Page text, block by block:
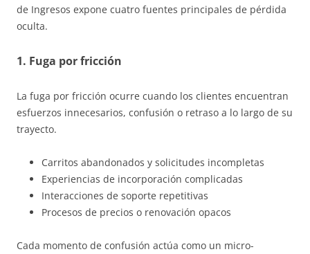
de Ingresos expone cuatro fuentes principales de pérdida
oculta.
1. Fuga por fricción
La fuga por fricción ocurre cuando los clientes encuentran
esfuerzos innecesarios, confusión o retraso a lo largo de su
trayecto.
Carritos abandonados y solicitudes incompletas
Experiencias de incorporación complicadas
Interacciones de soporte repetitivas
Procesos de precios o renovación opacos
Cada momento de confusión actúa como un micro-